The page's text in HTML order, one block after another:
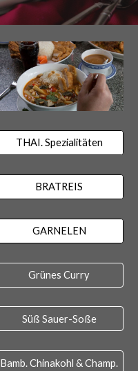
THAI. Spezialitäten
BRATREIS
GARNELEN
Grünes Curry
Süß Sauer-Soße
Bamb. Chinakohl & Champ.